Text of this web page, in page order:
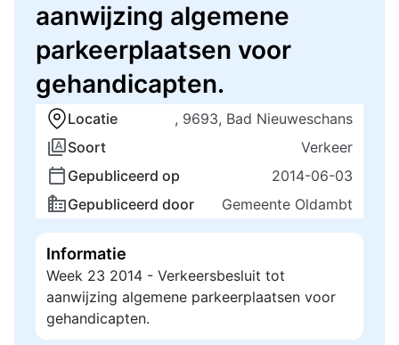
aanwijzing algemene
parkeerplaatsen voor
gehandicapten.
Locatie
, 9693, Bad Nieuweschans
Soort
Verkeer
Gepubliceerd op
2014-06-03
Gepubliceerd door
Gemeente Oldambt
Informatie
Week 23 2014 - Verkeersbesluit tot
aanwijzing algemene parkeerplaatsen voor
gehandicapten.